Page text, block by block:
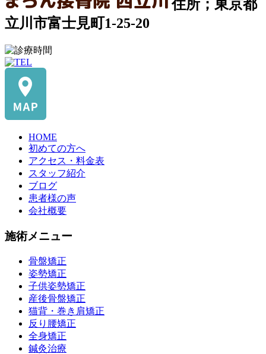
住所；東京都
立川市富士見町1-25-20
HOME
初めての方へ
アクセス・料金表
スタッフ紹介
ブログ
患者様の声
会社概要
施術メニュー
骨盤矯正
姿勢矯正
子供姿勢矯正
産後骨盤矯正
猫背・巻き肩矯正
反り腰矯正
全身矯正
鍼灸治療